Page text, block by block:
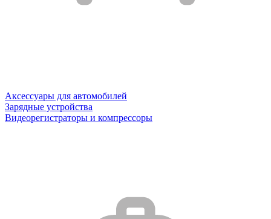
Аксессуары для автомобилей
Зарядные устройства
Видеорегистраторы и компрессоры